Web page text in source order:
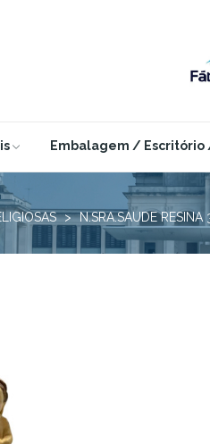
Embalagem / Escritório
N.SRA.SAUDE